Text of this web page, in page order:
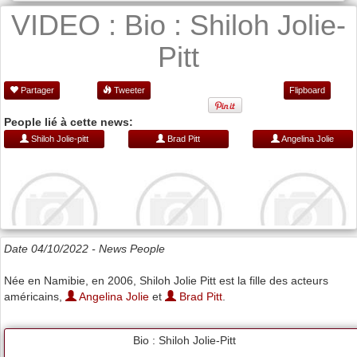
VIDEO : Bio : Shiloh Jolie-
Pitt
Partager Tweeter Flipboard
People lié à cette news:
Shiloh Jolie-pitt Brad Pitt Angelina Jolie
Date 04/10/2022 - News People
Née en Namibie, en 2006, Shiloh Jolie Pitt est la fille des acteurs
américains,
Angelina Jolie et Brad Pitt
Bio : Shiloh Jolie-Pitt